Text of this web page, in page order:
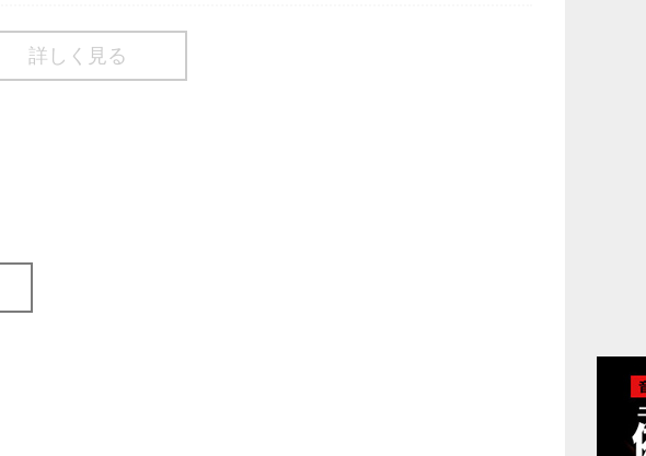
が必要となります。未就学児の入場はお断りいたします。
詳しく見る